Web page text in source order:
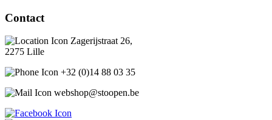
Contact
Zagerijstraat 26,
2275 Lille
+32 (0)14 88 03 35
webshop@stoopen.be